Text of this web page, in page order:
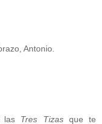
Antonio.
las Tres Tizasque te